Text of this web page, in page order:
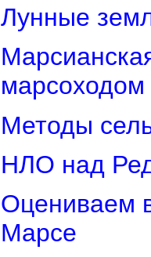
Лунные
марсоходом
Методы
НЛО над
Оцениваем
Марсе